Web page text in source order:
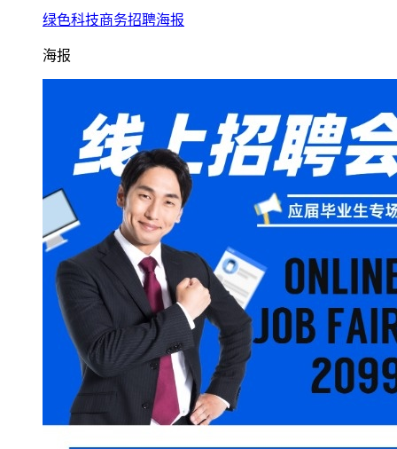
绿色科技商务招聘海报
海报